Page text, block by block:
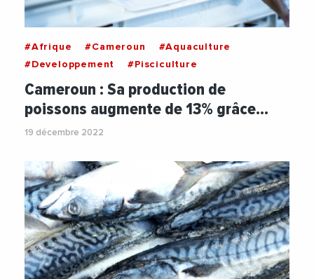
#Afrique #Cameroun
#Aquaculture
#Developpement
#Pisciculture
Cameroun : Sa production de
poissons augmente de 13% grâce…
19 décembre 2022